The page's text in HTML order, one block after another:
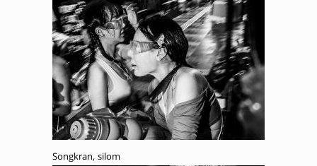
Songkran, silom